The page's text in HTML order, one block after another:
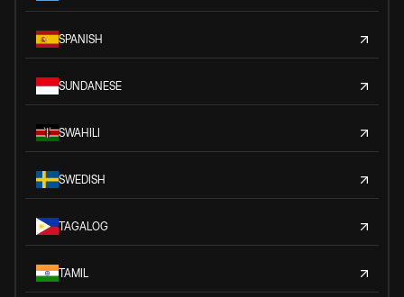
SPANISH
SUNDANESE
SWAHILI
SWEDISH
TAGALOG
TAMIL